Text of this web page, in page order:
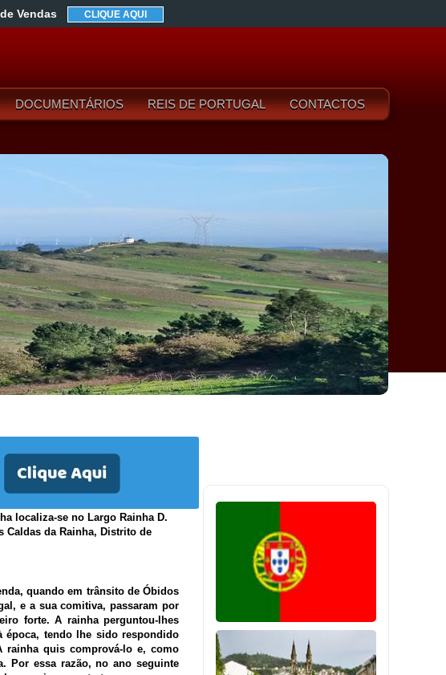
DOCUMENTÁRIOS REIS DE PORTUGAL CONTACTOS
localiza-se no Largo Rainha D.
Caldas da Rainha, Distrito de
quando em trânsito de Óbidos
e a sua comitiva, passaram por
forte. A rainha perguntou-lhes
época, tendo lhe sido respondido
rainha quis comprová-lo e, como
Por essa razão, no ano seguinte
Vendas CLIQUE AQUI